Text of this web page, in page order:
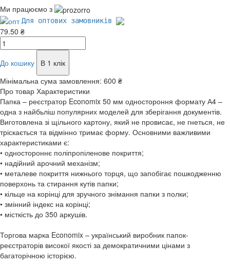
Ми працюємо з
Для оптових замовників
79.50 ₴
До кошику
В 1 клік
Мінімальна сума замовлення: 600 ₴
Про товар Характеристики
Папка – реєстратор Economix 50 мм одностороння формату А4 –
одна з найбьліш популярних моделей для зберігання документів.
Виготовлена зі щільного картону, який не провисає, не гнеться, не
тріскається та відмінно тримає форму. Основними важливими
характеристиками є:
• одностороннє поліпропіленове покриття;
• надійний арочний механізм;
• металеве покриття нижнього торця, що запобігає пошкодженню
поверхонь та стирання кутів папки;
• кільце на корінці для зручного знімання папки з полки;
• змінний індекс на корінці;
• місткість до 350 аркушів.
Торгова марка Economix – український виробник папок-
реєстраторів високої якості за демократичними цінами з
багаторічною історією.